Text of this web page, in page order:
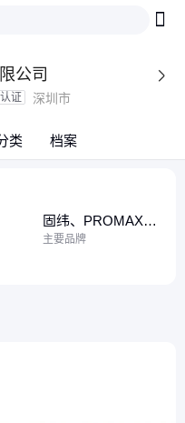
公司 
证 深圳市
类 档案
固纬、PROMAX、
Ecredix
主要品牌